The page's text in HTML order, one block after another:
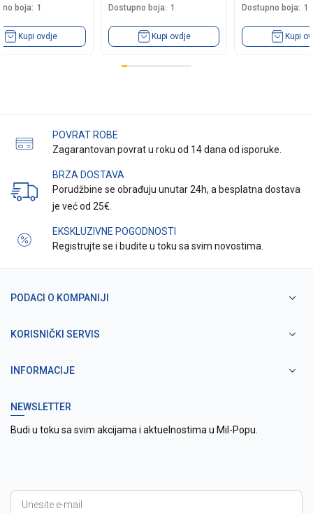
boja: 1
Kupi ovdje
Dostupno boja: 1
Kupi ovdje
Dostupno boja: 1
Kupi
POVRAT ROBE
Zagarantovan povrat u roku od 14 dana od isporuke.
BRZA DOSTAVA
Porudžbine se obrađuju unutar 24h, a besplatna dostava
je već od 25€.
EKSKLUZIVNE POGODNOSTI
Registrujte se i budite u toku sa svim novostima.
PODACI O KOMPANIJI
KORISNIČKI SERVIS
INFORMACIJE
NEWSLETTER
Budi u toku sa svim akcijama i aktuelnostima u Mil-Popu.